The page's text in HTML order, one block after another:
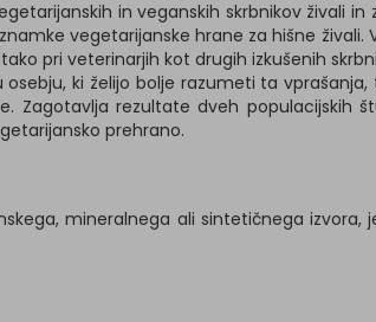
in veganskih skrbnikov živali
vegetarijanske hrane za hišne
pri veterinarjih kot drugih izkušenih
osebju, ki želijo bolje razumeti ta
Zagotavlja rezultate dveh
prehrano.
mineralnega ali sintetičnega